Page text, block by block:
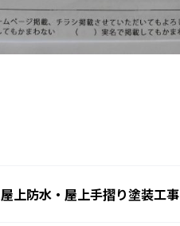
屋上防水・屋上手摺り塗装工事